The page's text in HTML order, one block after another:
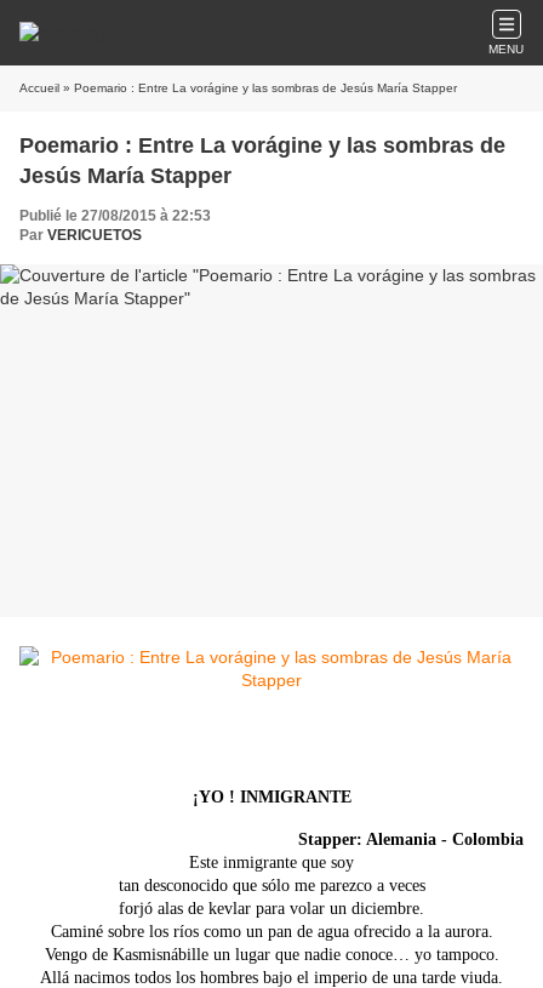
MENU
Accueil » Poemario : Entre La vorágine y las sombras de Jesús María Stapper
Poemario : Entre La vorágine y las sombras de
Jesús María Stapper
Publié le 27/08/2015 à 22:53
Par VERICUETOS
¡YO ! INMIGRANTE
Stapper: Alemania - Colombia
Este inmigrante que soy
tan desconocido que sólo me parezco a veces
forjó alas de kevlar para volar un diciembre.
Caminé sobre los ríos como un pan de agua ofrecido a la aurora.
Vengo de Kasmisnábille un lugar que nadie conoce… yo tampoco.
Allá nacimos todos los hombres bajo el imperio de una tarde viuda.